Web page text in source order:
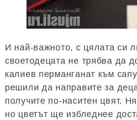
И най-важното, с цялата си
своетодецата не трябва да
калиев перманганат към
решили да направите за
получите по-наситен цвят.
но цветът ще избледнее